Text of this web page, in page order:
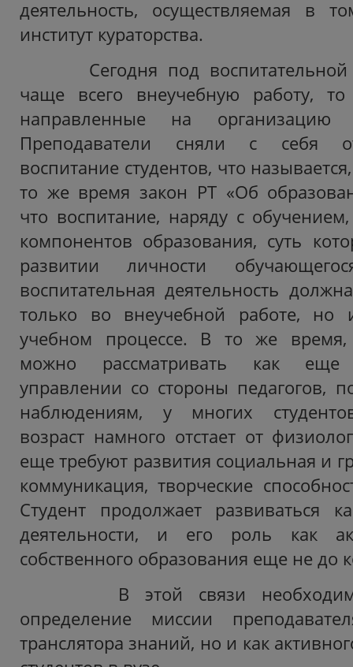
деятельность, осуществляемая в
институт кураторства.
Сегодня под воспитательной
чаще всего внеучебную работу, то
направленные на организацию
Преподаватели сняли с себя
воспитание студентов, что
то же время закон РТ «Об
что воспитание, наряду с
компонентов образования, суть
развитии личности
воспитательная деятельность
только во внеучебной работе, но
учебном процессе. В то же время,
можно рассматривать как
управлении со стороны педагогов,
наблюдениям, у многих
возраст намного отстает от
еще требуют развития социальная и
коммуникация, творческие
Студент продолжает развиваться
деятельности, и его роль как
собственного образования еще не до
В этой связи необходимо
определение миссии
транслятора знаний, но и как